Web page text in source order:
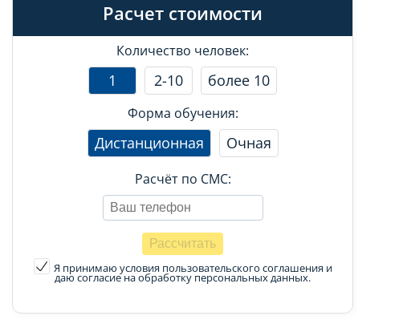
Расчет стоимости
Количество человек:
1 2-10 более 10
Форма обучения:
Дистанционная Очная
Расчёт по СМС:
Я принимаю условия пользовательского соглашения и
даю согласие на обработку персональных данных.